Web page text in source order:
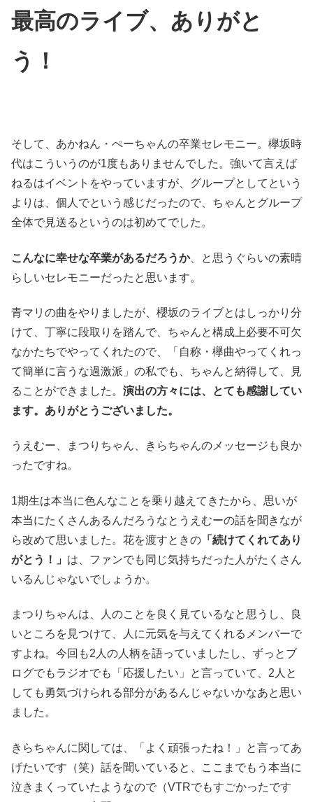
最高のライブ、ありがと
う！
そして、あかねん・ぺーちゃんの卒業セレモニー。欅坂時
代はこういうのが1度もありませんでした。強いて言えば
ねるはイベントをやっていますが、グループとしてという
よりは、個人でという感じだったので、ちゃんとグループ
全体で見送るというのは初めてでした。
こんなに幸せな卒業があるだろうか、と思うぐらいの素晴
らしいセレモニーだったと思います。
青マリの曲をやりましたが、櫻坂のライブとはしっかり分
けて、丁寧に段取りを踏んで、ちゃんと構成上必要不可欠
なかたちでやってくれたので、「自称・欅曲やってくれっ
て簡単に言うな過激派」の私でも、ちゃんと納得して、見
ることができました。 演出の方々には、とても感謝してい
ます。ありがとうございました。
うえむー、まつりちゃん、きらちゃんのメッセージも良か
ったですね。
1期生は本当に色んなことを乗り越えてきたから、思いが
本当にたくさんあるんだろうなとうえむーの話を聞きなが
ら改めて思いました。花を渡すときの 「続けてくれてあり
がとう！」 は、ファンでも同じ気持ちだった人がたくさん
いるんじゃないでしょうか。
まつりちゃんは、人のことを良く見ているなと思うし、良
いところを見つけて、人に元気を与えてくれるメンバーで
すよね。今回も2人の人柄を語っていましたし、ずっとブ
ログでもラジオでも「応援したい」と言っていて、2人と
しても勇気づけられる部分があるんじゃないかなあと思い
ました。
きらちゃんに関しては、「よく頑張ったね！」と言ってあ
げたいです（笑）話を聞いていると、ここまでもう本当に
泣きまくっていたようなので（VTRでもすごかったです